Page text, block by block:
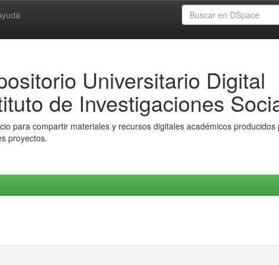
Universitario Digital
de Investigaciones
para compartir materiales y recursos digitales académicos
proyectos.